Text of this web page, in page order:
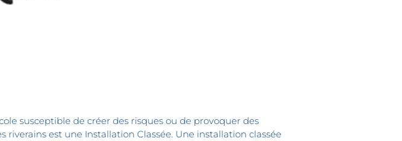
susceptible de créer des risques ou de provoquer des
est une Installation Classée. Une installation classée